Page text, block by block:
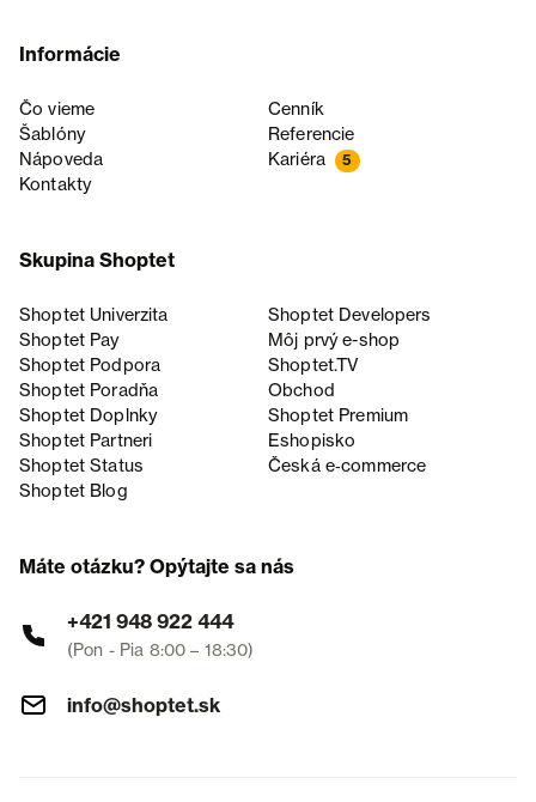
Informácie
Čo vieme
Cenník
Šablóny
Referencie
Nápoveda
Kariéra 5
Kontakty
Skupina Shoptet
Shoptet Univerzita
Shoptet Developers
Shoptet Pay
Môj prvý e-shop
Shoptet Podpora
Shoptet.TV
Shoptet Poradňa
Obchod
Shoptet Doplnky
Shoptet Premium
Shoptet Partneri
Eshopisko
Shoptet Status
Česká e‑commerce
Shoptet Blog
Máte otázku? Opýtajte sa nás
+421 948 922 444
(Pon - Pia 8:00 – 18:30)
info@shoptet.sk